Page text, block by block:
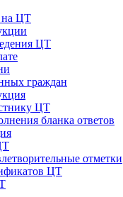
на ЦТ
ЦТ
граждан
ЦТ
бланка ответов
отметки
ЦТ